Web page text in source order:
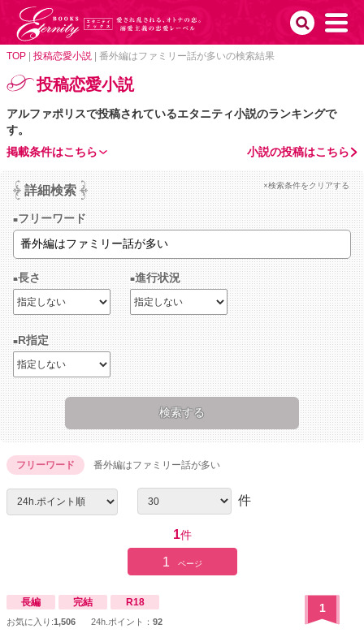
TOP 投稿恋愛小説 番外編はファミリー話が多いの検索結果
投稿恋愛小説
アルファポリスで投稿されているエタニティ小説のランキングで
す。
小説の投稿はこちら
掲載条件はこちら
詳細検索 ×検索条件をクリアする
フリーワード
長さ 進行状況
R指定
フリーワード 番外編はファミリー話が多い
件
1件
1 ページ
長編 完結 R18
お気に入り:1,506 24h.ポイント： 92
1